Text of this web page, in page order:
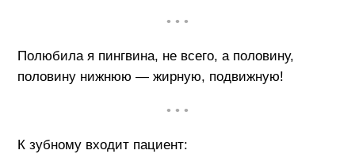
• • •
Полюбила я пингвина, не всего, а половину,
половину нижнюю — жирную, подвижную!
• • •
К зубному входит пациент: